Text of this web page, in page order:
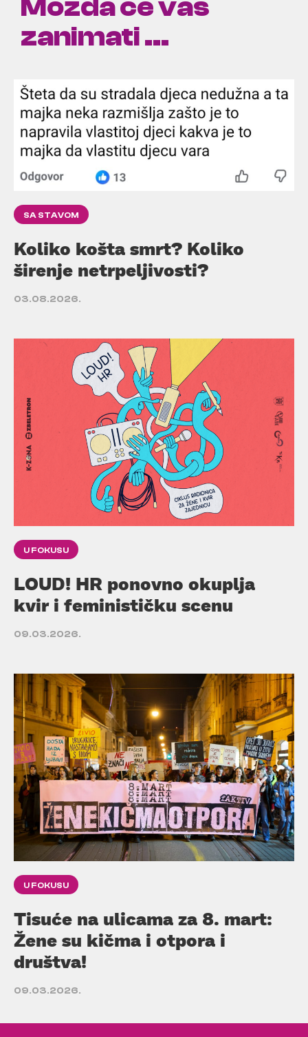
Možda će vas
zanimati ...
SA STAVOM
Koliko košta smrt? Koliko
širenje netrpeljivosti?
03.08.2026.
U FOKUSU
LOUD! HR ponovno okuplja
kvir i feminističku scenu
09.03.2026.
U FOKUSU
Tisuće na ulicama za 8. mart:
Žene su kičma i otpora i
društva!
09.03.2026.